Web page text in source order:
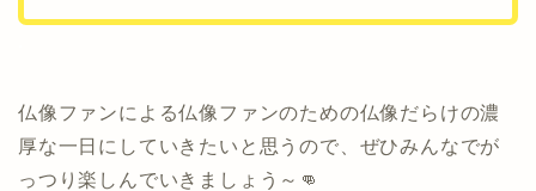
仏像ファンによる仏像ファンのための仏像だらけの濃
厚な一日にしていきたいと思うので、ぜひみんなでが
っつり楽しんでいきましょう～👊